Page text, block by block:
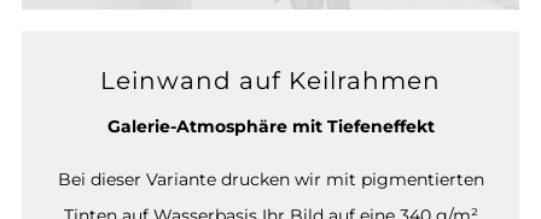
Leinwand auf Keilrahmen
Galerie-Atmosphäre mit Tiefeneffekt
Bei dieser Variante drucken wir mit pigmentierten